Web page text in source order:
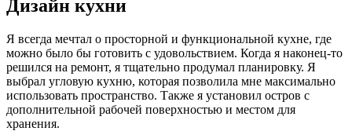
Дизайн кухни
Я всегда мечтал о просторной и функциональной кухне, где
можно было бы готовить с удовольствием. Когда я наконец-то
решился на ремонт, я тщательно продумал планировку. Я
выбрал угловую кухню, которая позволила мне максимально
использовать пространство. Также я установил остров с
дополнительной рабочей поверхностью и местом для
хранения.